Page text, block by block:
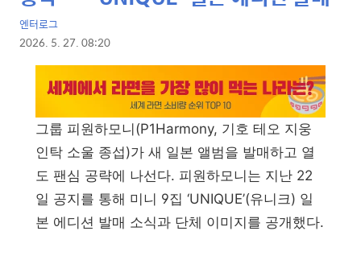
컨
텐
목
엔터로그
2026. 5. 27. 08:20
그룹 피원하모니(P1Harmony, 기호 테오 지웅
인탁 소울 종섭)가 새 일본 앨범을 발매하고 열
도 팬심 공략에 나선다. 피원하모니는 지난 22
일 공지를 통해 미니 9집 ‘UNIQUE’(유니크) 일
본 에디션 발매 소식과 단체 이미지를 공개했다.